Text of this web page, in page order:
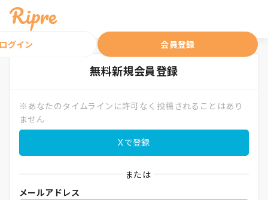
グイン 会員登録
無料新規会員登録
※あなたのタイムラインに許可なく投稿されることはあり
ません
Xで登録
または
メールアドレス